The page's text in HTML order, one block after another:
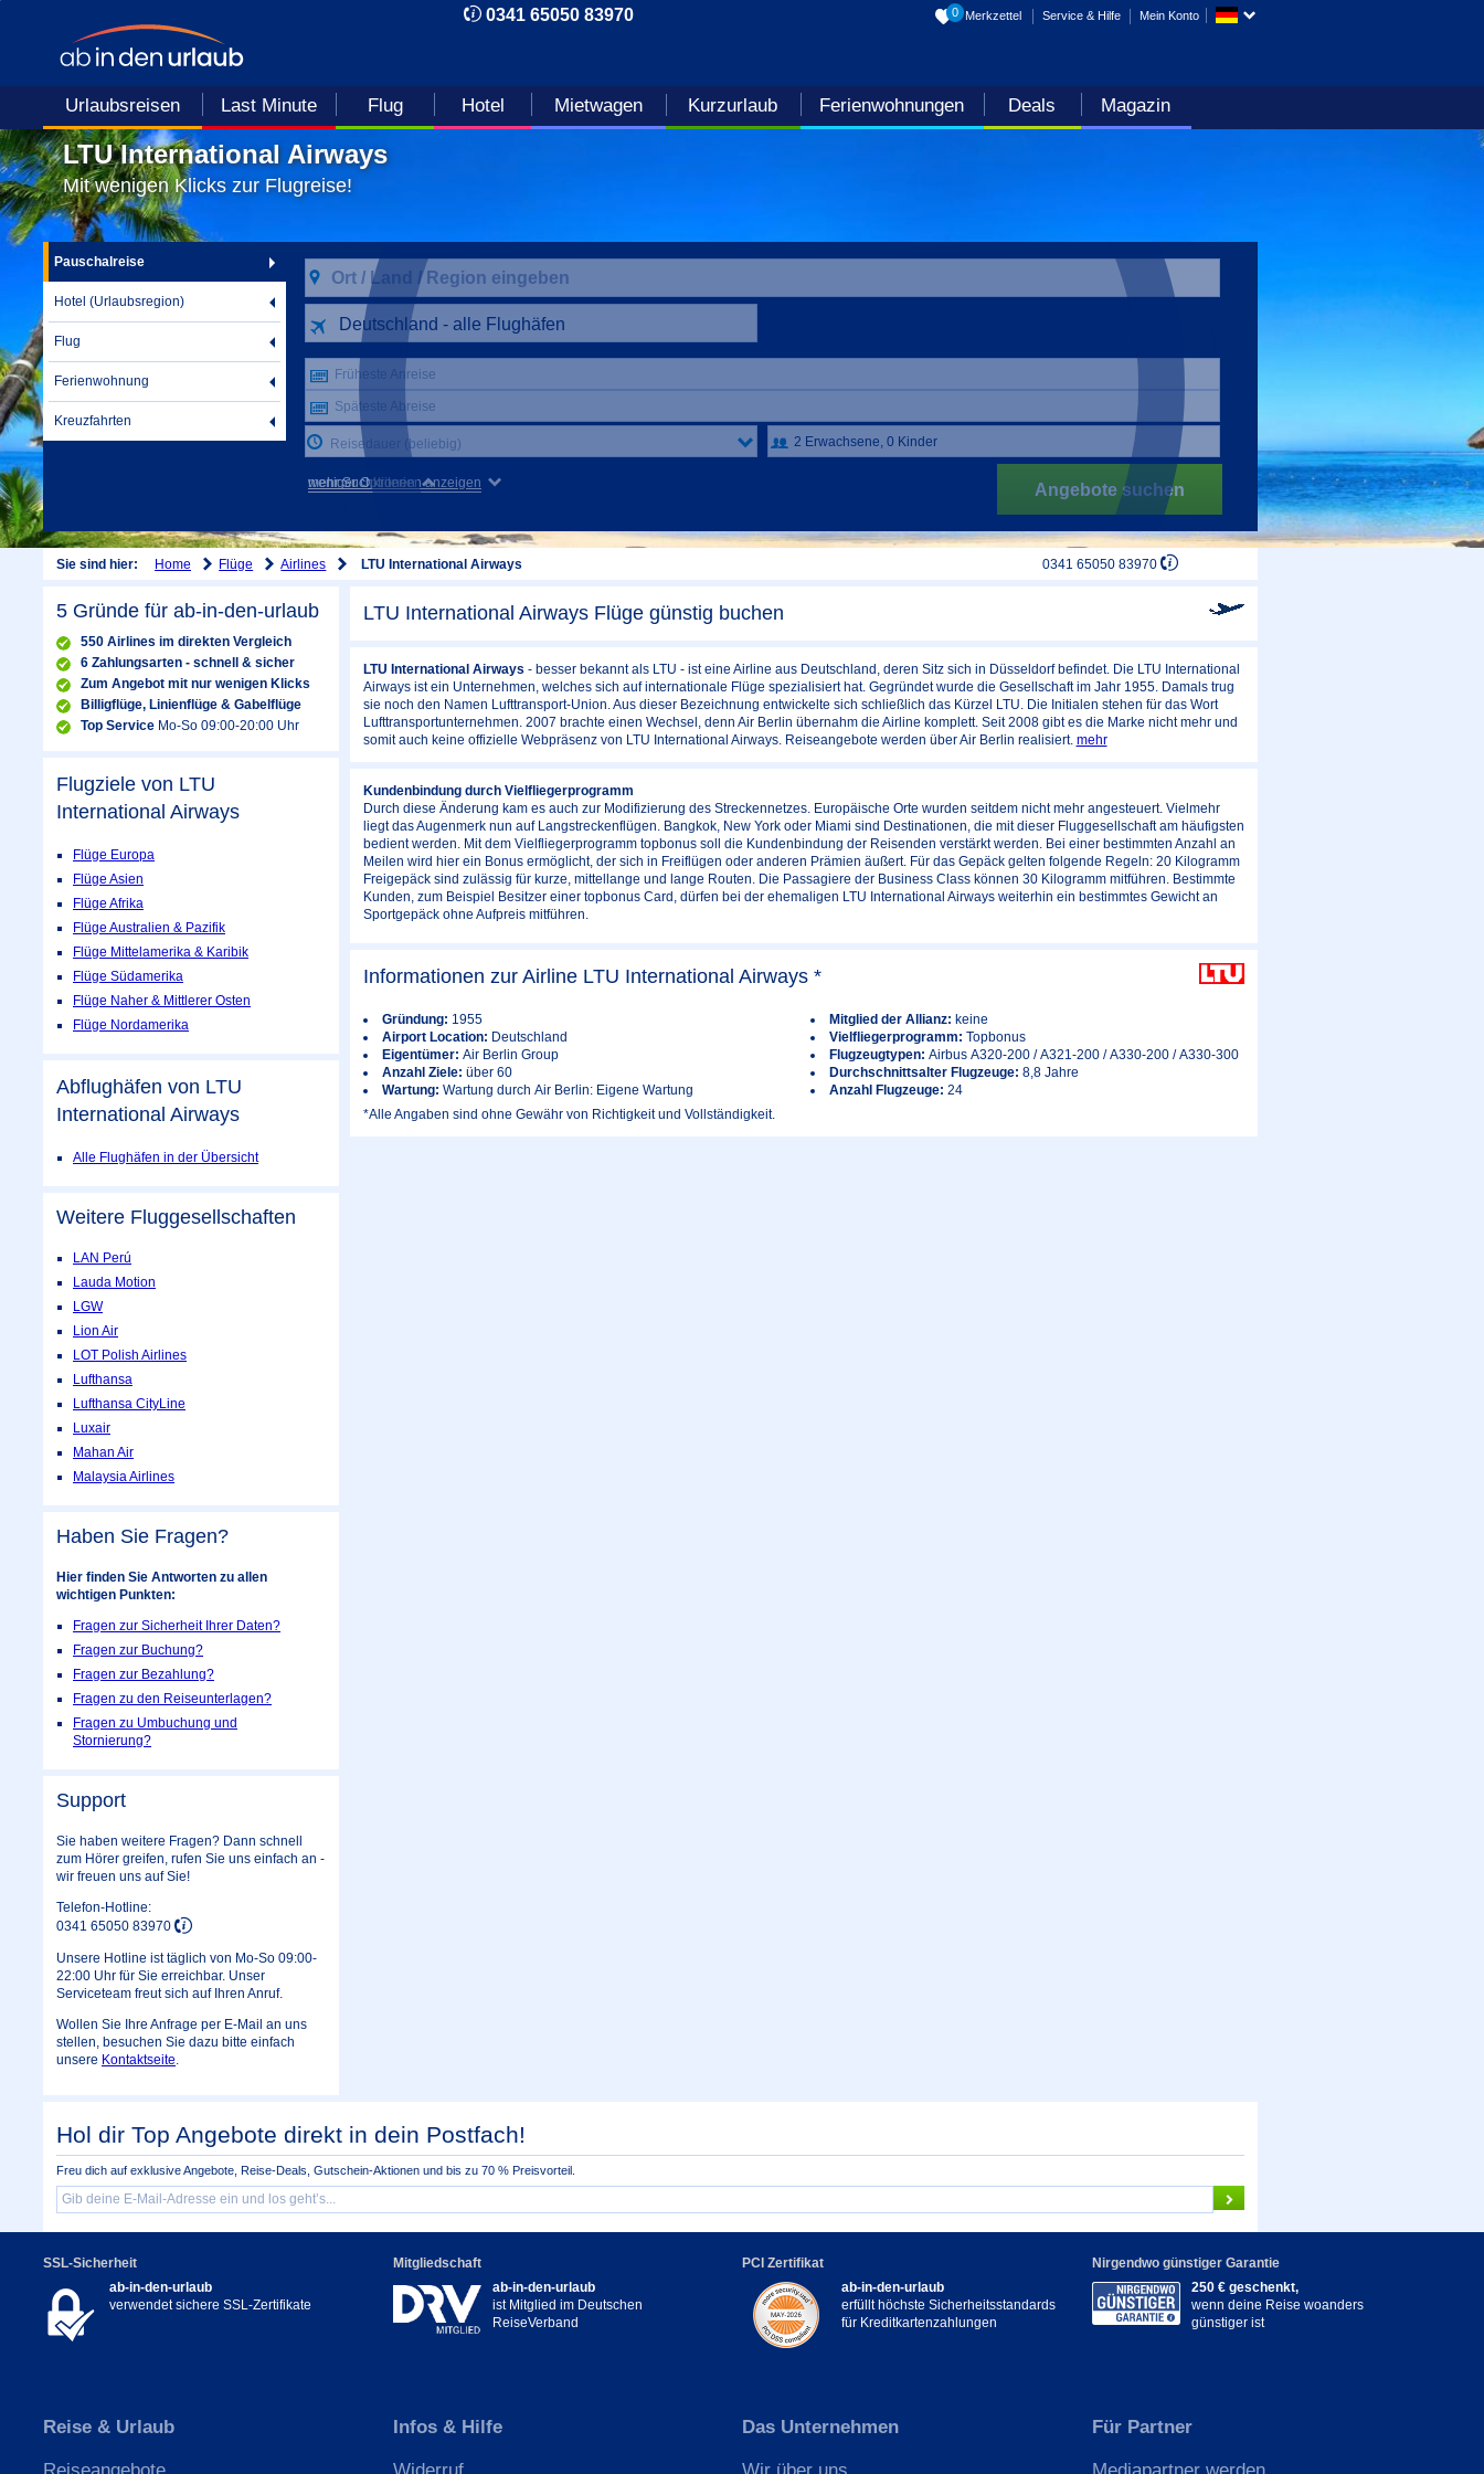
0341 65050 83970
Urlaubsreisen Last Minute Flug Hotel Mietwagen Kurzurlaub Ferienwohnungen Deals Magazin
0 Merkzettel Service & Hilfe Mein Konto
LTU International Airways
Mit wenigen Klicks zur Flugreise!
Pauschalreise
Hotel (Urlaubsregion)
Flug
Ferienwohnung
Kreuzfahrten
Deutschland - alle Flughäfen
Früheste Anreise
Späteste Abreise
Reisedauer (beliebig)
mehr Suchkriterien anzeigen
weniger Optionen Angebote suchen
Sie sind hier: Home Flüge Airlines LTU International Airways 0341 65050 83970
LTU International Airways Flüge günstig buchen
LTU International Airways - besser bekannt als LTU - ist eine Airline aus Deutschland, deren Sitz sich in Düsseldorf befindet. Die LTU International
Airways ist ein Unternehmen, welches sich auf internationale Flüge spezialisiert hat. Gegründet wurde die Gesellschaft im Jahr 1955. Damals trug
sie noch den Namen Lufttransport-Union. Aus dieser Bezeichnung entwickelte sich schließlich das Kürzel LTU. Die Initialen stehen für das Wort
Lufttransportunternehmen. 2007 brachte einen Wechsel, denn Air Berlin übernahm die Airline komplett. Seit 2008 gibt es die Marke nicht mehr und
somit auch keine offizielle Webpräsenz von LTU International Airways. Reiseangebote werden über Air Berlin realisiert. mehr
Kundenbindung durch Vielfliegerprogramm
Durch diese Änderung kam es auch zur Modifizierung des Streckennetzes. Europäische Orte wurden seitdem nicht mehr angesteuert. Vielmehr
liegt das Augenmerk nun auf Langstreckenflügen. Bangkok, New York oder Miami sind Destinationen, die mit dieser Fluggesellschaft am häufigsten
bedient werden. Mit dem Vielfliegerprogramm topbonus soll die Kundenbindung der Reisenden verstärkt werden. Bei einer bestimmten Anzahl an
Meilen wird hier ein Bonus ermöglicht, der sich in Freiflügen oder anderen Prämien äußert. Für das Gepäck gelten folgende Regeln: 20 Kilogramm
Freigepäck sind zulässig für kurze, mittellange und lange Routen. Die Passagiere der Business Class können 30 Kilogramm mitführen. Bestimmte
Kunden, zum Beispiel Besitzer einer topbonus Card, dürfen bei der ehemaligen LTU International Airways weiterhin ein bestimmtes Gewicht an
Sportgepäck ohne Aufpreis mitführen.
Informationen zur Airline LTU International Airways *
Gründung: 1955
Airport Location: Deutschland
Eigentümer: Air Berlin Group
Anzahl Ziele: über 60
Wartung: Wartung durch Air Berlin: Eigene Wartung
Mitglied der Allianz: keine
Vielfliegerprogramm: Topbonus
Flugzeugtypen: Airbus A320-200 / A321-200 / A330-200 / A330-300
Durchschnittsalter Flugzeuge: 8,8 Jahre
Anzahl Flugzeuge: 24
*Alle Angaben sind ohne Gewähr von Richtigkeit und Vollständigkeit.
5 Gründe für ab-in-den-urlaub
550 Airlines im direkten Vergleich
6 Zahlungsarten - schnell & sicher
Zum Angebot mit nur wenigen Klicks
Billigflüge, Linienflüge & Gabelflüge
Top Service Mo-So 09:00-20:00 Uhr
Flugziele von LTU
International Airways
Flüge Europa
Flüge Asien
Flüge Afrika
Flüge Australien & Pazifik
Flüge Mittelamerika & Karibik
Flüge Südamerika
Flüge Naher & Mittlerer Osten
Flüge Nordamerika
Abflughäfen von LTU
International Airways
Alle Flughäfen in der Übersicht
Weitere Fluggesellschaften
LAN Perú
Lauda Motion
LGW
Lion Air
LOT Polish Airlines
Lufthansa
Lufthansa CityLine
Luxair
Mahan Air
Malaysia Airlines
Haben Sie Fragen?
Hier finden Sie Antworten zu allen
wichtigen Punkten:
Fragen zur Sicherheit Ihrer Daten?
Fragen zur Buchung?
Fragen zur Bezahlung?
Fragen zu den Reiseunterlagen?
Fragen zu Umbuchung und
Stornierung?
Support
Sie haben weitere Fragen? Dann schnell
zum Hörer greifen, rufen Sie uns einfach an -
wir freuen uns auf Sie!
Telefon-Hotline:
0341 65050 83970
Unsere Hotline ist täglich von Mo-So 09:00-
22:00 Uhr für Sie erreichbar. Unser
Serviceteam freut sich auf Ihren Anruf.
Wollen Sie Ihre Anfrage per E-Mail an uns
stellen, besuchen Sie dazu bitte einfach
unsere Kontaktseite
Hol dir Top Angebote direkt in dein Postfach!
Freu dich auf exklusive Angebote, Reise-Deals, Gutschein-Aktionen und bis zu 70 % Preisvorteil.
SSL-Sicherheit
ab-in-den-urlaub
verwendet sichere SSL-Zertifikate
Mitgliedschaft
ab-in-den-urlaub
ist Mitglied im Deutschen
ReiseVerband
PCI Zertifikat
ab-in-den-urlaub
erfüllt höchste Sicherheitsstandards
für Kreditkartenzahlungen
Nirgendwo günstiger Garantie
250 € geschenkt,
wenn deine Reise woanders
günstiger ist
Reise & Urlaub
Reiseangebote
Infos & Hilfe
Widerruf
Das Unternehmen
Wir über uns
Für Partner
Mediapartner werden